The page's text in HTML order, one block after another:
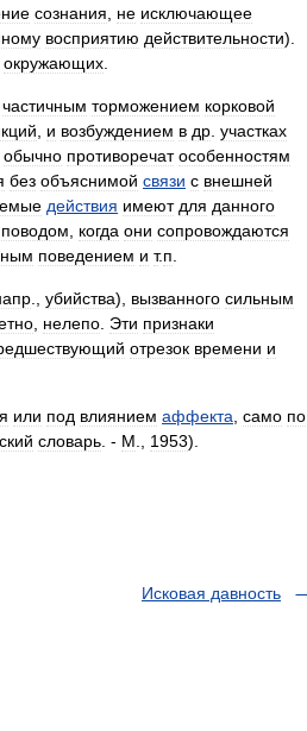
сознания не исключающее
восприятию действительности).
окружающих
частичным торможением корковой
и возбуждением в др участках
обычно противоречат особенностям
без объяснимой связи с внешней
действия имеют для данного
поводом когда они сопровождаются
поведением и т.п
убийства), вызванного сильным
нелепо Эти признаки
отрезок времени и
или под влиянием аффекта само по
словарь . - М 1953).
Исковая давность